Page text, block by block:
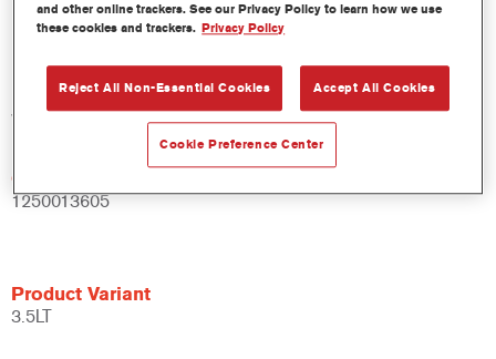
Product Variant
Referencia del artículo
WB2010 DW 1 LT
Código del material
1250013605
Product Variant
3.5LT
and other online trackers. See our Privacy Policy to learn how we use
these cookies and trackers. Privacy Policy
Reject All Non-Essential Cookies Accept All Cookies
Cookie Preference Center